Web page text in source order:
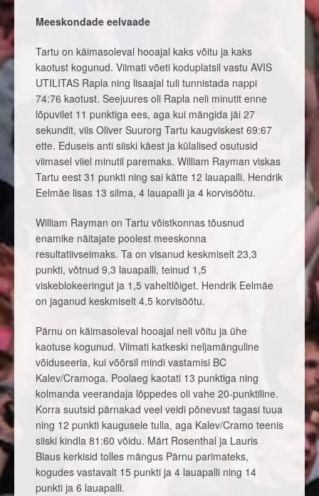
Meeskondade eelvaade
Tartu on käimasoleval hooajal kaks võitu ja kaks
kaotust kogunud. Viimati võeti koduplatsil vastu AVIS
UTILITAS Rapla ning lisaajal tuli tunnistada nappi
74:76 kaotust. Seejuures oli Rapla neli minutit enne
lõpuvilet 11 punktiga ees, aga kui mängida jäi 27
sekundit, viis Oliver Suurorg Tartu kaugviskest 69:67
ette. Eduseis anti siiski käest ja külalised osutusid
viimasel viiel minutil paremaks. William Rayman viskas
Tartu eest 31 punkti ning sai kätte 12 lauapalli. Hendrik
Eelmäe lisas 13 silma, 4 lauapalli ja 4 korvisöötu.
William Rayman on Tartu võistkonnas tõusnud
enamike näitajate poolest meeskonna
resultatiivseimaks. Ta on visanud keskmiselt 23,3
punkti, võtnud 9,3 lauapalli, teinud 1,5
viskeblokeeringut ja 1,5 vaheltlõiget. Hendrik Eelmäe
on jaganud keskmiselt 4,5 korvisöötu.
Pärnu on käimasoleval hooajal neli võitu ja ühe
kaotuse kogunud. Viimati katkeski neljamänguline
võiduseeria, kui võõrsil mindi vastamisi BC
Kalev/Cramoga. Poolaeg kaotati 13 punktiga ning
kolmanda veerandaja lõppedes oli vahe 20-punktiline.
Korra suutsid pärnakad veel veidi põnevust tagasi tuua
ning 12 punkti kaugusele tulla, aga Kalev/Cramo teenis
siiski kindla 81:60 võidu. Märt Rosenthal ja Lauris
Blaus kerkisid tolles mängus Pärnu parimateks,
kogudes vastavalt 15 punkti ja 4 lauapalli ning 14
punkti ja 6 lauapalli.